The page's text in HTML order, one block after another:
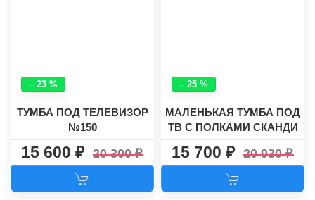
– 23 %
ТУМБА ПОД ТЕЛЕВИЗОР
№150
15 600 20 300
– 25 %
МАЛЕНЬКАЯ ТУМБА ПОД
ТВ С ПОЛКАМИ СКАНДИ
№58
15 700 20 930